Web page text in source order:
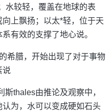
水较轻，覆盖在地球的表
上飘扬；以太*轻，位于天
有效的支撑了地心说。
希腊，开始出现了对于事物
说
thales由推论及观察中，
为，水可以变成硬如石头